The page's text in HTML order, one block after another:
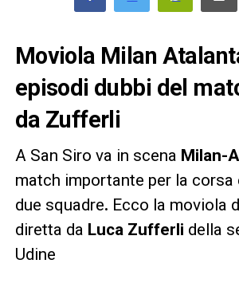
Moviola Milan
episodi dubbi del
da Zufferli
A San Siro va in scena Milan-
match importante per la corsa
due squadre. Ecco la moviola
diretta da Luca Zufferli della
Udine